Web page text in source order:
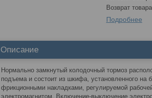
возврат
Подробнее
Описание
Нормально замкнутый колодочный тормоз
подъема и состоит из шкифа, установленного на
фрикционными накладками, регулируемой
электромагнитом. Включение-выключение